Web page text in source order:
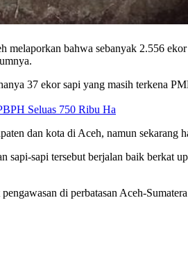
melaporkan bahwa sebanyak 2.556
37 ekor sapi yang masih terkena
Seluas 750 Ribu Ha
dan kota di Aceh, namun
sapi-sapi tersebut berjalan baik
di perbatasan Aceh-